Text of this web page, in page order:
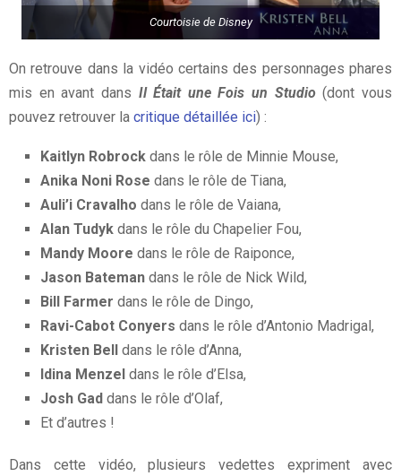
Courtoisie de Disney
On retrouve dans la vidéo certains des personnages phares
mis en avant dans Il Était une Fois un Studio(dont vous
pouvez retrouver la critique détaillée ici) :
Kaitlyn Robrock dans le rôle de Minnie Mouse,
Anika Noni Rose dans le rôle de Tiana,
Auli’i Cravalho dans le rôle de Vaiana,
Alan Tudyk dans le rôle du Chapelier Fou,
Mandy Moore dans le rôle de Raiponce,
Jason Bateman dans le rôle de Nick Wild,
Bill Farmer dans le rôle de Dingo,
Ravi-Cabot Conyers dans le rôle d’Antonio Madrigal,
Kristen Bell dans le rôle d’Anna,
Idina Menzel dans le rôle d’Elsa,
Josh Gad dans le rôle d’Olaf,
Et d’autres !
Dans cette vidéo, plusieurs vedettes expriment avec